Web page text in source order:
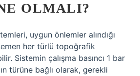
OLMALI?
uygun önlemler alındığı
her türlü topoğrafik
Sistemin çalışma basıncı 1 bar
türüne bağlı olarak, gerekli